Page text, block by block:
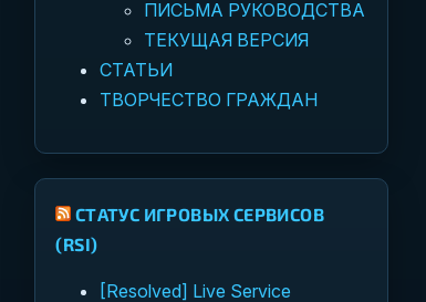
ПИСЬМА РУКОВОДСТВА
ТЕКУЩАЯ ВЕРСИЯ
СТАТЬИ
ТВОРЧЕСТВО ГРАЖДАН
СТАТУС ИГРОВЫХ СЕРВИСОВ
(RSI)
[Resolved] Live Service